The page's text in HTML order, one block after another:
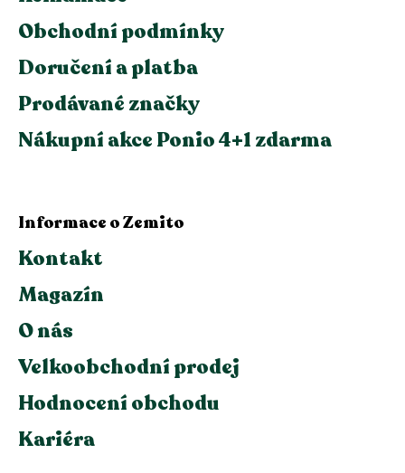
Obchodní podmínky
Doručení a platba
Prodávané značky
Nákupní akce Ponio 4+1 zdarma
Informace o Zemito
Kontakt
Magazín
O nás
Velkoobchodní prodej
Hodnocení obchodu
Kariéra